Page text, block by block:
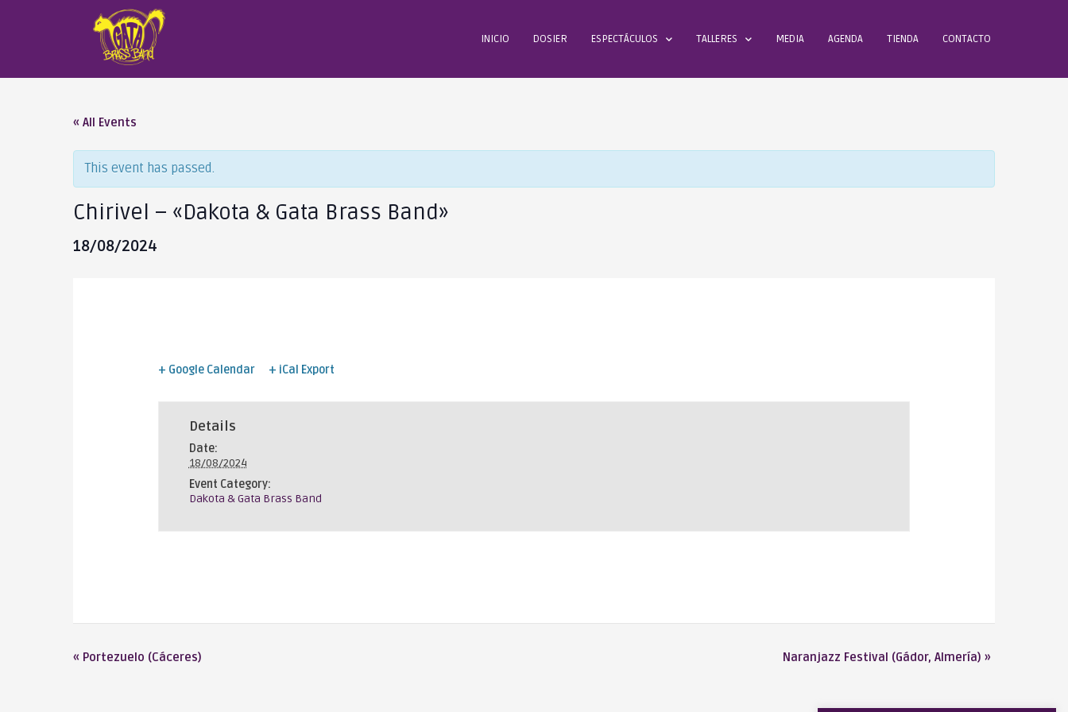
INICIO DOSIER ESPECTÁCULOS TALLERES MEDIA AGENDA TIENDA CONTACTO
« All Events
This event has passed.
Chirivel – «Dakota & Gata Brass Band»
18/08/2024
+ Google Calendar + iCal Export
Details
Date:
18/08/2024
Event Category:
Dakota & Gata Brass Band
« Portezuelo (Cáceres) Naranjazz Festival (Gádor, Almería) »